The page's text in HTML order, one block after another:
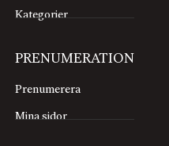
Kategorier
PRENUMERATION
Prenumerera
Mina sidor